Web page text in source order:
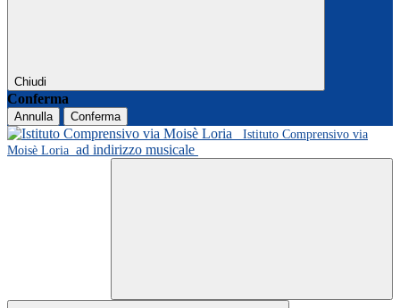
Chiudi
Conferma
Annulla
Conferma
Istituto Comprensivo via
Moisè Loria ad indirizzo musicale